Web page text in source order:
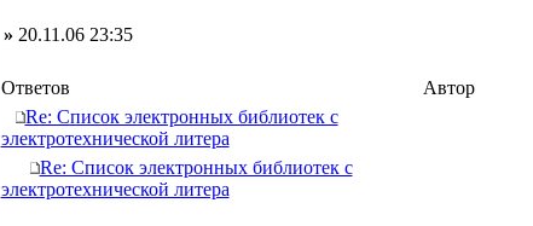
» 20.11.06 23:35
Ответов Автор
Re: Список электронных библиотек c
электротехнической литера
Re: Список электронных библиотек c
электротехнической литера